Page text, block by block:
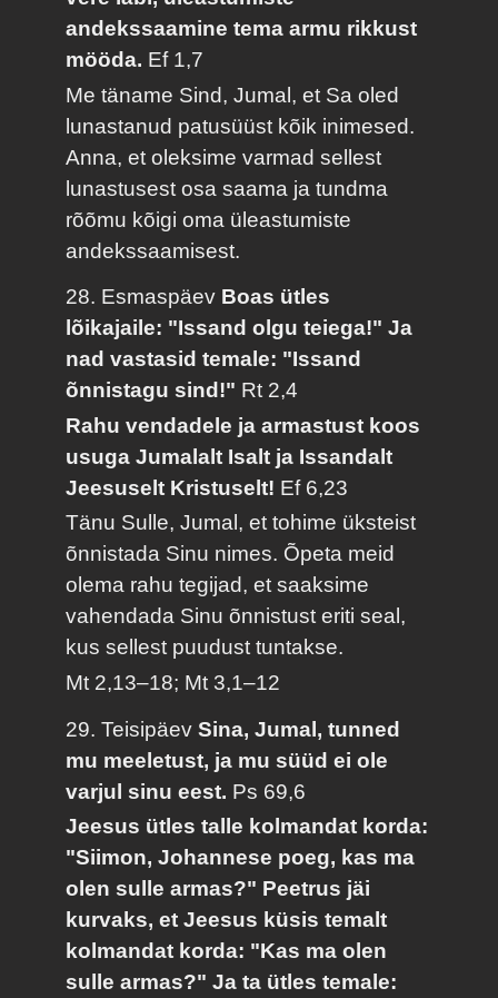
andekssaamine tema armu rikkust
mööda. Ef 1,7
Me täname Sind, Jumal, et Sa oled
lunastanud patusüüst kõik inimesed.
Anna, et oleksime varmad sellest
lunastusest osa saama ja tundma
rõõmu kõigi oma üleastumiste
andekssaamisest.
28. Esmaspäev Boas ütles
lõikajaile: "Issand olgu teiega!" Ja
nad vastasid temale: "Issand
õnnistagu sind!" Rt 2,4
Rahu vendadele ja armastust koos
usuga Jumalalt Isalt ja Issandalt
Jeesuselt Kristuselt! Ef 6,23
Tänu Sulle, Jumal, et tohime üksteist
õnnistada Sinu nimes. Õpeta meid
olema rahu tegijad, et saaksime
vahendada Sinu õnnistust eriti seal,
kus sellest puudust tuntakse.
Mt 2,13–18; Mt 3,1–12
29. TeisipäevSina, Jumal, tunned
mu meeletust, ja mu süüd ei ole
varjul sinu eest. Ps 69,6
Jeesus ütles talle kolmandat korda:
"Siimon, Johannese poeg, kas ma
olen sulle armas?" Peetrus jäi
kurvaks, et Jeesus küsis temalt
kolmandat korda: "Kas ma olen
sulle armas?" Ja ta ütles temale: